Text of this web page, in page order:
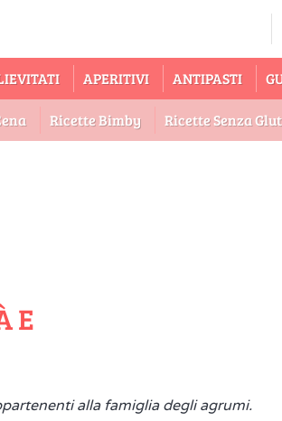
APERITIVI ANTIPASTI
Ricette Bimby Ricette Senza
E
alla famiglia degli agrumi.